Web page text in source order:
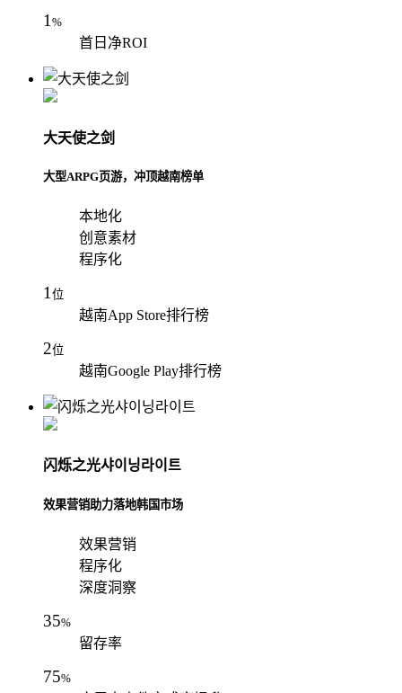
1%
首日净ROI
大天使之剑
大型ARPG页游，冲顶越南榜单
本地化
创意素材
程序化
1 位
越南App Store排行榜
2位
越南Google Play排行榜
闪烁之光샤이닝라이트
效果营销助力落地韩国市场
效果营销
程序化
深度洞察
35%
留存率
75%